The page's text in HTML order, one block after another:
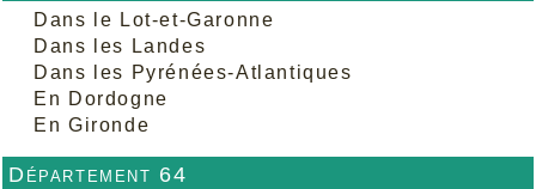
Dans le Lot-et-Garonne
Dans les Landes
Dans les Pyrénées-Atlantiques
En Dordogne
En Gironde
Département 64